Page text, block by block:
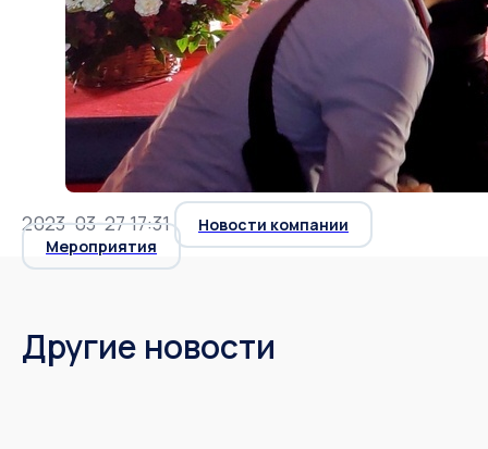
2023-03-27 17:31
Новости компании
Мероприятия
Другие новости